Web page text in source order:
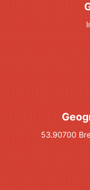
53.90700